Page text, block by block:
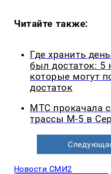
Читайте также:
Где хранить
был достаток: 5
которые могут
достаток
МТС прокачала
трассы М-5 в
Новости СМИ2